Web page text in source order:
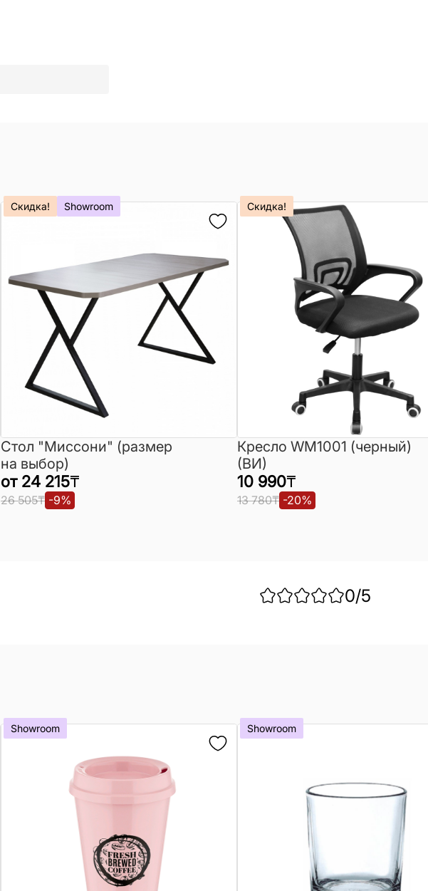
Скидка! Showroom
Стол "Миссони" (размер
на выбор)
от 24 215₸
26 505₸ -9%
Скидка!
Кресло WM1001 (черный)
(ВИ)
10 990₸
13 780₸ -20%
0/5
Showroom Showroom